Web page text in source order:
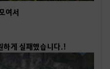
여서
하게 실패했습니다.!